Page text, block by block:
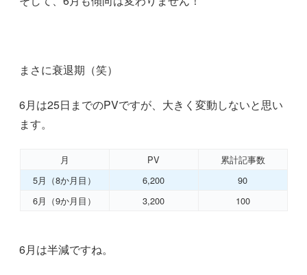
まさに衰退期（笑）
6月は25日までのPVですが、大きく変動しないと思い
ます。
月 PV
累計記事数
5月（8か月目）
6,200
90
6月（9か月目）
3,200 100
6月は半減ですね。